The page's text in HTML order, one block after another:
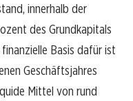
innerhalb der
des Grundkapitals
Basis dafür ist
Geschäftsjahres
Mittel von rund